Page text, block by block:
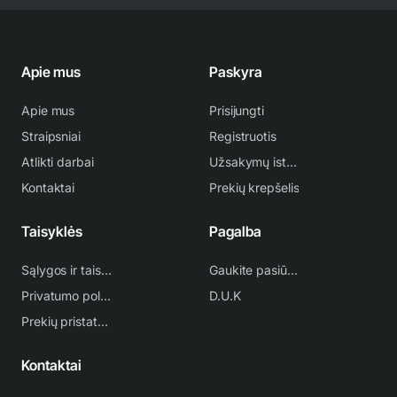
Apie mus
Apie mus
Straipsniai
Atlikti darbai
Kontaktai
Paskyra
Prisijungti
Registruotis
Užsakymų istorija
Prekių krepšelis
Taisyklės
Sąlygos ir taisyklės
Privatumo politika
Prekių pristatymas
Pagalba
Gaukite pasiūlymą
D.U.K
Kontaktai